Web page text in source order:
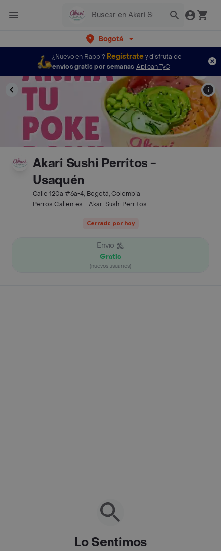
Bogotá
¿Nuevo en Rappi? Regístratey disfruta de
envíos gratis por semanas Aplican TyC
Akari Sushi Perritos -
Usaquén
Calle 120a #6a-4, Bogotá, Colombia
Perros Calientes - Akari Sushi Perritos
Cerrado por hoy
Envío
Gratis
(nuevos usuarios)
Lo Sentimos